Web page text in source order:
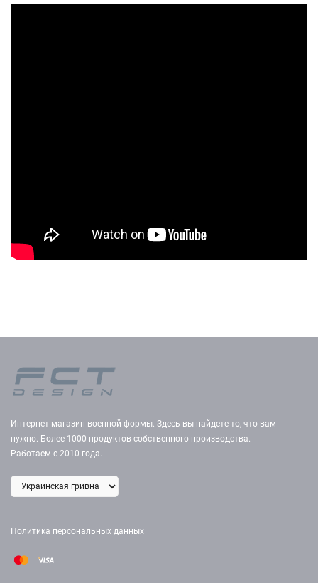
Интернет-магазин военной формы. Здесь вы найдете то, что вам
нужно. Более 1000 продуктов собственного производства.
Работаем с 2010 года.
Политика персональных данных